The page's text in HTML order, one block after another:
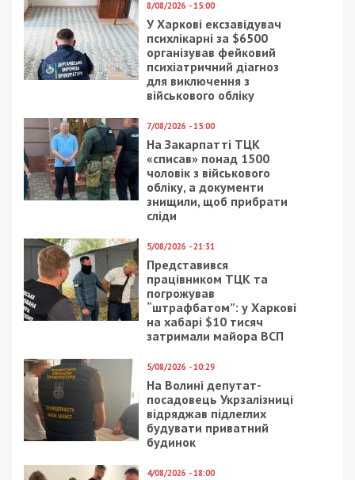
Не обошли и “любовь” Андрея Павелко к
киевскому футбольному клубу “Динамо”, которым
владеет все тот же Суркис:
Не забыли и скандальнуюисториюс кубком
УЕФА: с символом футбольных чемпионов
Европы с
фотографировались его обе дочери, а
также тесть, по совместительству днепровский
криминальный авторитет Александр Петровский.